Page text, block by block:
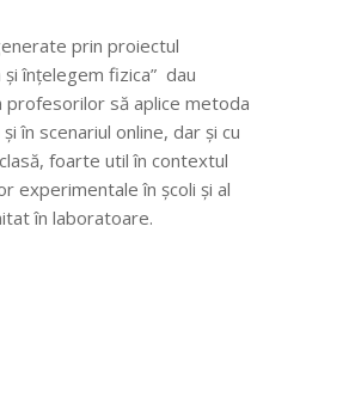
prin proiectul
înțelegem fizica” dau
profesorilor să aplice metoda
șiîn scenariul online, dar și cu
foarte util în contextul
experimentale în școli și al
în laboratoare.